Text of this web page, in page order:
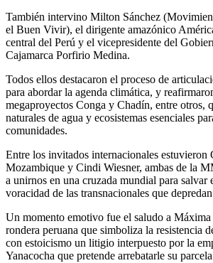
También intervino Milton Sánchez
el Buen Vivir), el dirigente amazónico
central del Perú y el vicepresidente del
Cajamarca Porfirio Medina.
Todos ellos destacaron el proceso de
para abordar la agenda climática, y
megaproyectos Conga y Chadín, entre otros,
naturales de agua y ecosistemas esenciales
comunidades.
Entre los invitados internacionales estuvieron
Mozambique y Cindi Wiesner, ambas de la
a unirnos en una cruzada mundial para salvar
voracidad de las transnacionales que
Un momento emotivo fue el saludo a Máxima
rondera peruana que simboliza la resistencia
con estoicismo un litigio interpuesto por la
Yanacocha que pretende arrebatarle su